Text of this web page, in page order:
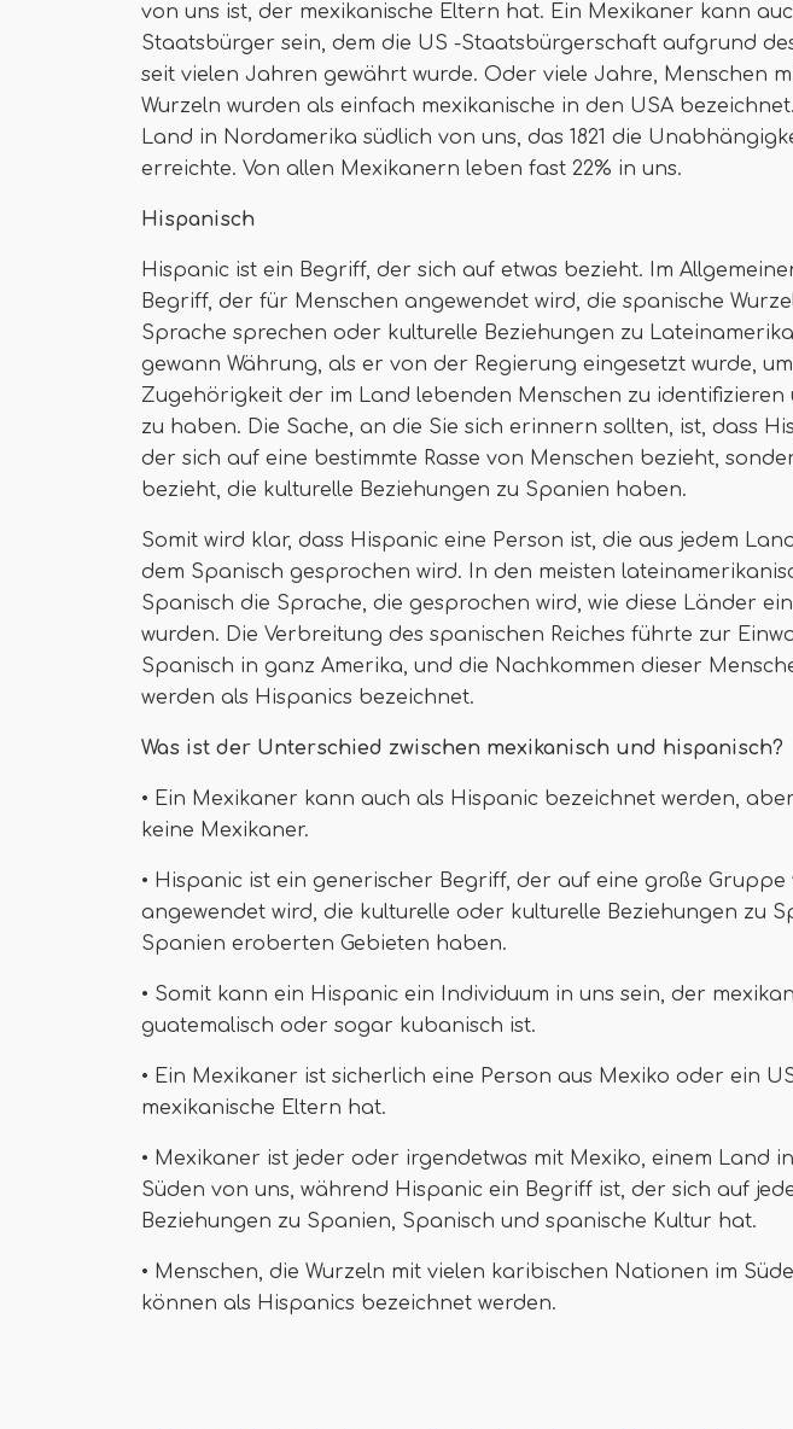
von uns ist, der mexikanische Eltern hat. Ein Mexikaner kann
Staatsbürger sein, dem die US -Staatsbürgerschaft aufgrund
seit vielen Jahren gewährt wurde. Oder viele Jahre, Menschen
Wurzeln wurden als einfach mexikanische in den USA
Land in Nordamerika südlich von uns, das 1821 die
erreichte. Von allen Mexikanern leben fast 22% in uns.
Hispanisch
Hispanic ist ein Begriff, der sich auf etwas bezieht. Im
Begriff, der für Menschen angewendet wird, die spanische
Sprache sprechen oder kulturelle Beziehungen zu
gewann Währung, als er von der Regierung eingesetzt wurde,
Zugehörigkeit der im Land lebenden Menschen zu identifizieren
zu haben. Die Sache, an die Sie sich erinnern sollten, ist, dass
der sich auf eine bestimmte Rasse von Menschen bezieht,
bezieht, die kulturelle Beziehungen zu Spanien haben.
Somit wird klar, dass Hispanic eine Person ist, die aus jedem
dem Spanisch gesprochen wird. In den meisten
Spanisch die Sprache, die gesprochen wird, wie diese Länder
wurden. Die Verbreitung des spanischen Reiches führte zur
Spanisch in ganz Amerika, und die Nachkommen dieser
werden als Hispanics bezeichnet.
Was ist der Unterschied zwischen mexikanisch und hispanisch?
• Ein Mexikaner kann auch als Hispanic bezeichnet werden,
keine Mexikaner.
• Hispanic ist ein generischer Begriff, der auf eine große Gruppe
angewendet wird, die kulturelle oder kulturelle Beziehungen zu
Spanien eroberten Gebieten haben.
• Somit kann ein Hispanic ein Individuum in uns sein, der
guatemalisch oder sogar kubanisch ist.
• Ein Mexikaner ist sicherlich eine Person aus Mexiko oder ein
mexikanische Eltern hat.
• Mexikaner ist jeder oder irgendetwas mit Mexiko, einem Land
Süden von uns, während Hispanic ein Begriff ist, der sich auf
Beziehungen zu Spanien, Spanisch und spanische Kultur hat.
• Menschen, die Wurzeln mit vielen karibischen Nationen im
können als Hispanics bezeichnet werden.